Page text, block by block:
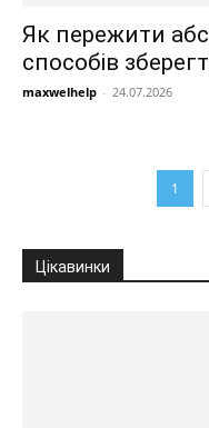
Як пережити
способів
maxwelhelp - 24.07.2026
1
Цікавинки